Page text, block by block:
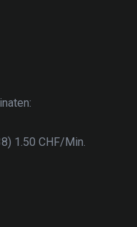
1.50 CHF/Min.